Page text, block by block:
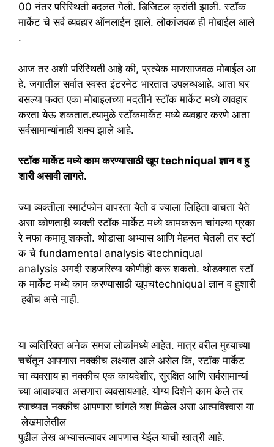
00नंतर परिस्थिती बदलत गेली. डिजिटल क्रांती झाली. स्टॉक
मार्केट चे सर्व व्यवहार ऑनलाईन झाले. लोकांजवळ ही मोबाईल आले
.
आज तर अशी परिस्थिती आहे की,प्रत्येक माणसाजवळ मोबाईल आ
हे. जगातील सर्वात स्वस्त इंटरनेट भारतात उपलब्धआहे. आता घर
बसल्या फक्त एका मोबाइलच्या मदतीने स्टॉक मार्केट मध्ये व्यवहार
करता येऊ शकतात.त्यामुळे स्टॉकमार्केट मध्ये व्यवहार करणे आता
सर्वसामान्यांनाही शक्य झाले आहे.
स्टॉक मार्केट मध्ये काम करण्यासाठी खूपtechniqualज्ञान व हु
शारी असावी लागते.
ज्या व्यक्तीला स्मार्टफोन वापरता येतो व ज्याला लिहिता वाचता येते
असा कोणताही व्यक्ती स्टॉक मार्केट मध्ये कामकरून चांगल्या प्रका
रे नफा कमावू शकतो. थोडासा अभ्यास आणि मेहनत घेतली तर स्टॉ
क चे fundamental analysisवtechniqual
analysis अगदी सहजरित्या कोणीही करू शकतो. थोडक्यात स्टॉ
क मार्केट मध्ये काम करण्यासाठी खूपचtechniqualज्ञान व हुशारी
हवीच असे नाही.
या व्यतिरिक्त अनेक समज लोकांमध्ये आहेत. मात्र वरील मुद्द्याच्या
चर्चेतून आपणास नक्कीच लक्ष्यात आले असेल कि,स्टॉक मार्केट
चा व्यवसाय हा नक्कीच एक कायदेशीर,सुरक्षित आणि सर्वसामान्यां
च्या आवाक्यात असणारा व्यवसायआहे. योग्य दिशेने काम केले तर
त्याच्यात नक्कीच आपणास चांगले यश मिळेल असा आत्मविश्वास या
लेखमालेतील
पुढील लेख अभ्यासल्यावर आपणास येईल याची खात्री आहे.